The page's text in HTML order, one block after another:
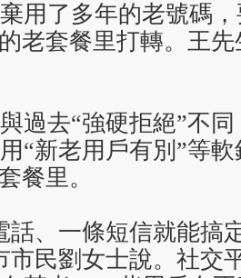
用了多年的老號碼
老套餐里打轉。王
過去“強硬拒絕”不
“新老用戶有別”等
餐里。
話、一條短信就能搞
市民劉女士說。社交